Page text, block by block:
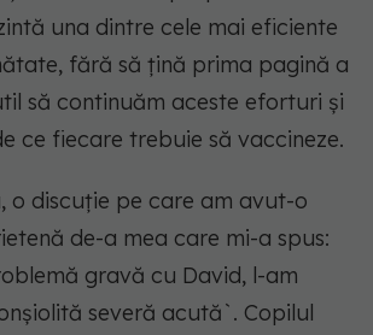
una dintre cele mai eficiente
fără să țină prima pagină a
să continuăm aceste eforturi și
ce fiecare trebuie să vaccineze.
o discuție pe care am avut-o
de-a mea care mi-a spus:
gravă cu David, l-am
severă acută`. Copilul